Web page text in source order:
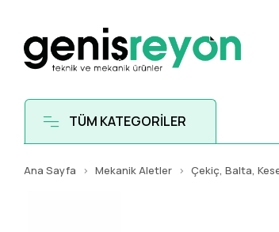
TÜM KATEGORİLER
Ana Sayfa Mekanik Aletler Çekiç, Balta,